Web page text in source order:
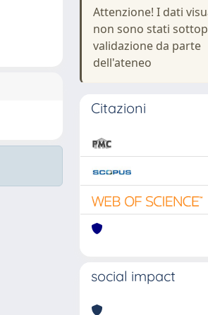
Attenzione! I dati
non sono stati
validazione da parte
dell'ateneo
Citazioni
social impact